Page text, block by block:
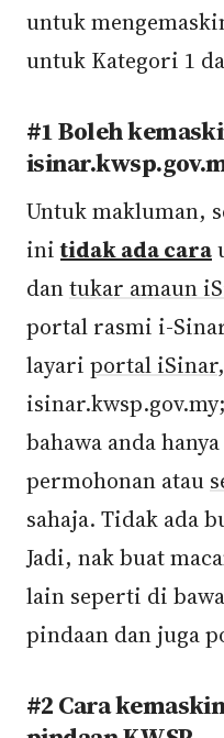
untuk
untuk Kategori 1
#1 Boleh
Untuk makluman,
initidak ada cara
dantukar amaun
portal rasmi i-
layari portal iSinar
bahawa anda
permohonan atau
sahaja. Tidak ada
Jadi, nak buat
lain seperti di
pindaan dan juga
#2 Cara